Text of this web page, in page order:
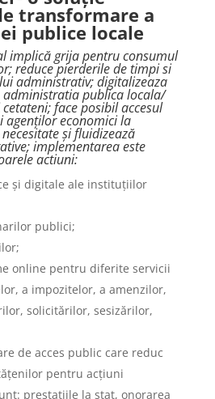
transformare a
publice locale
implică grija pentru consumul
reduce pierderile de timpi si
administrativ; digitalizeaza
publica locala/
face posibil accesul
economici la
și fluidizează
implementarea este
actiuni:
și digitale ale instituțiilor
publici;
online pentru diferite servicii
a impozitelor, a amenzilor,
solicitărilor, sesizărilor,
de acces public care reduc
pentru acțiuni
prestațiile la stat, onorarea